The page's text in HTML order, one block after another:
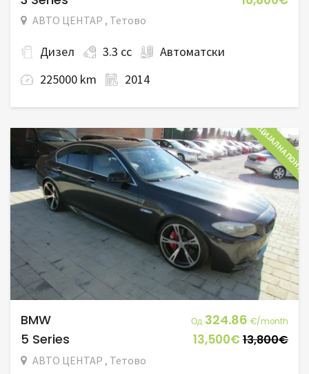
АВТО ЦЕНТАР , Тетово
Дизел 3.3 cc
Автоматски
225000 km
2014
СПЕЦИЈАЛНА
BMW Од 324.86 €/month
5 Series 13,500€13,800€
АВТО ЦЕНТАР , Тетово